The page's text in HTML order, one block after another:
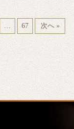
… 67 次へ »